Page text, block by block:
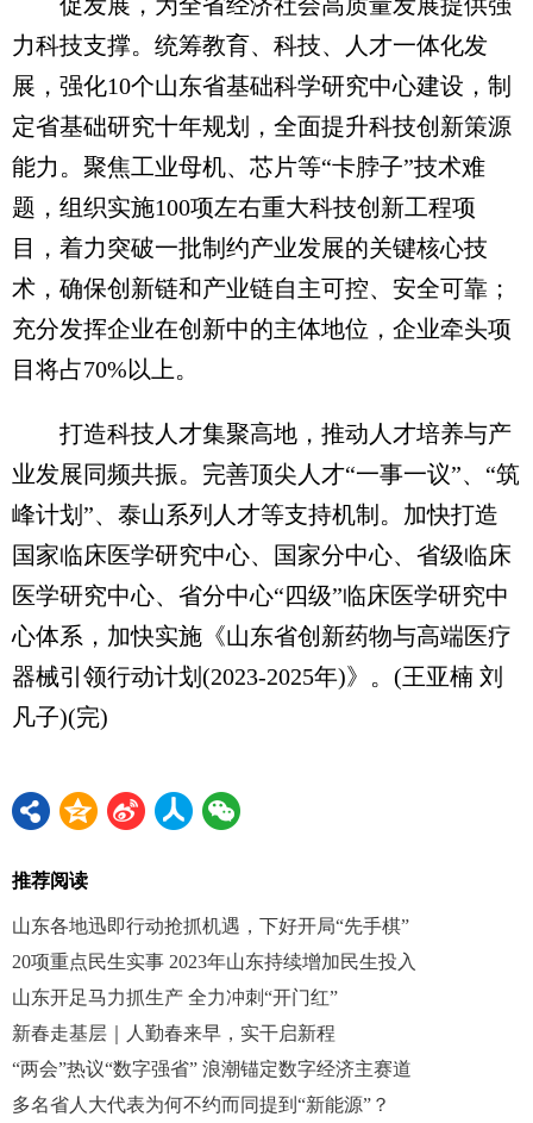
力科技支撑。统筹教育、科技、人才一体化发
展，强化10个山东省基础科学研究中心建设，制
定省基础研究十年规划，全面提升科技创新策源
能力。聚焦工业母机、芯片等“卡脖子”技术难
题，组织实施100项左右重大科技创新工程项
目，着力突破一批制约产业发展的关键核心技
术，确保创新链和产业链自主可控、安全可靠；
充分发挥企业在创新中的主体地位，企业牵头项
目将占70%以上。
打造科技人才集聚高地，推动人才培养与产
业发展同频共振。完善顶尖人才“一事一议”、“筑
峰计划”、泰山系列人才等支持机制。加快打造
国家临床医学研究中心、国家分中心、省级临床
医学研究中心、省分中心“四级”临床医学研究中
心体系，加快实施《山东省创新药物与高端医疗
器械引领行动计划(2023-2025年)》。(王亚楠 刘
凡子)(完)
推荐阅读
山东各地迅即行动抢抓机遇，下好开局“先手棋”
20项重点民生实事 2023年山东持续增加民生投入
山东开足马力抓生产 全力冲刺“开门红”
新春走基层｜人勤春来早，实干启新程
“两会”热议“数字强省” 浪潮锚定数字经济主赛道
多名省人大代表为何不约而同提到“新能源”？